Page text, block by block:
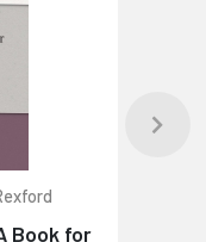
Book for